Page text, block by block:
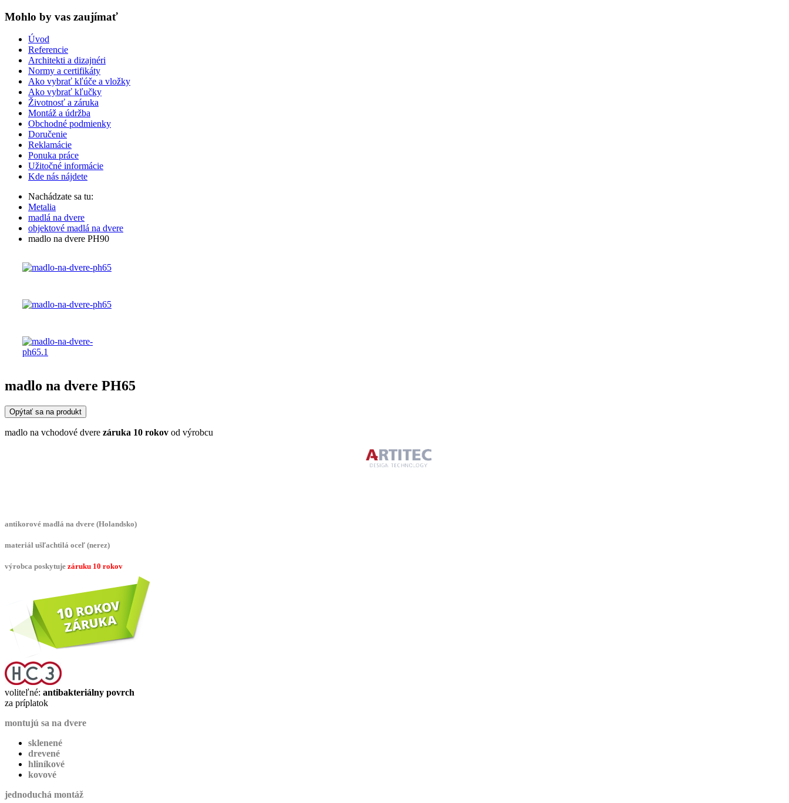
Mohlo by vas zaujímať
Úvod
Referencie
Architekti a dizajnéri
Normy a certifikáty
Ako vybrať kľúče a vložky
Ako vybrať kľučky
Životnosť a záruka
Montáž a údržba
Obchodné podmienky
Doručenie
Reklamácie
Ponuka práce
Užitočné informácie
Kde nás nájdete
Nachádzate sa tu:
Metalia
madlá na dvere
objektové madlá na dvere
madlo na dvere PH90
madlo na dvere PH65
Opýtať sa na produkt
madlo na vchodové dvere záruka 10 rokov od výrobcu
antikorové madlá na dvere (Holandsko)
materiál ušľachtilá oceľ (nerez)
výrobca poskytuje záruku 10 rokov
voliteľné: antibakteriálny povrch
za príplatok
montujú sa na dvere
sklenené
drevené
hliníkové
kovové
jednoduchá montáž